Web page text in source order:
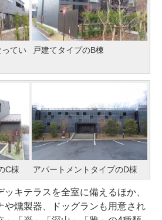
てい
戸建てタイプのB棟
C棟 アパートメントタイプのD棟
キテラスを全室に備えるほか、
や燻製器、ドッグランも用意され